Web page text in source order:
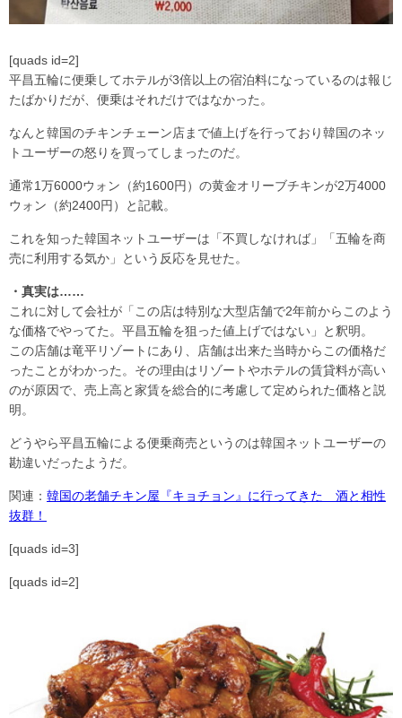
[quads id=2]
平昌五輪に便乗してホテルが3倍以上の宿泊料になっているのは報じ
たばかりだが、便乗はそれだけではなかった。
なんと韓国のチキンチェーン店まで値上げを行っており韓国のネッ
トユーザーの怒りを買ってしまったのだ。
通常1万6000ウォン（約1600円）の黄金オリーブチキンが2万4000
ウォン（約2400円）と記載。
これを知った韓国ネットユーザーは「不買しなければ」「五輪を商
売に利用する気か」という反応を見せた。
・真実は……
これに対して会社が「この店は特別な大型店舗で2年前からこのよう
な価格でやってた。平昌五輪を狙った値上げではない」と釈明。
この店舗は竜平リゾートにあり、店舗は出来た当時からこの価格だ
ったことがわかった。その理由はリゾートやホテルの賃貸料が高い
のが原因で、売上高と家賃を総合的に考慮して定められた価格と説
明。
どうやら平昌五輪による便乗商売というのは韓国ネットユーザーの
勘違いだったようだ。
関連： 韓国の老舗チキン屋『キョチョン』に行ってきた 酒と相性
抜群！
[quads id=3]
[quads id=2]